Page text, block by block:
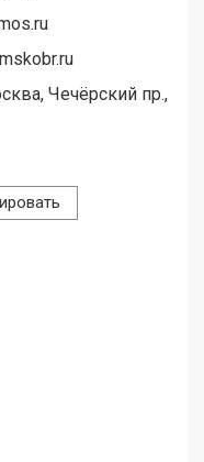
Чечёрский пр.,